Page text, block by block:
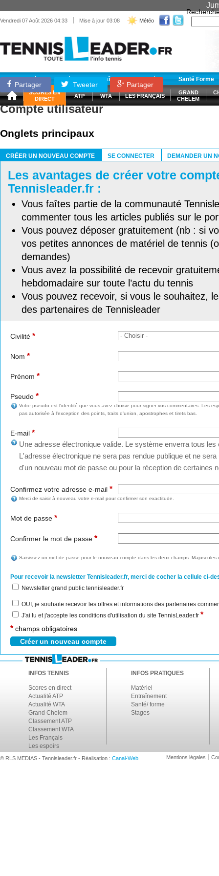
Vendredi 07 Août 2026 04:33 | Mise à jour 03:08 Météo
Matériel Entraînement Santé Forme
SCORES EN
DIRECT
ATP WTA LES FRANÇAIS
GRAND
CHELEM
Partager Tweeter Partager
Compte utilisateur
Onglets principaux
CRÉER UN NOUVEAU COMPTE
SE CONNECTER DEMANDER UN
Les avantages de créer votre
Tennisleader.fr :
Vous faîtes partie de la communauté
commenter tous les articles publiés sur le
Vous pouvez déposer gratuitement (nb : si
vos petites annonces de matériel de tennis
demandes)
Vous avez la possibilité de recevoir
hebdomadaire sur toute l’actu du tennis
Vous pouvez recevoir, si vous le souhaitez,
des partenaires de Tennisleader
Civilité *
Nom *
Prénom *
Pseudo *
Votre pseudo est l'identité que vous avez choisie pour signer vos commentaires. Les
pas autorisée à l'exception des points, traits d'union, apostrophes et tirets bas.
E-mail *
Une adresse électronique valide. Le système enverra tous
L'adresse électronique ne sera pas rendue publique et ne
d'un nouveau mot de passe ou pour la réception de certaines
Confirmez votre adresse e-mail *
Merci de saisir à nouveau votre e-mail pour confirmer son exactitude.
Mot de passe *
Confirmer le mot de passe *
Saisissez un mot de passe pour le nouveau compte dans les deux champs. Majuscules
Pour recevoir la newsletter Tennisleader.fr, merci de cocher la cellule ci-
Newsletter grand public tennisleader.fr
OUI, je souhaite recevoir les offres et informations des partenaires
J'ai lu et j'accepte les conditions d'utilisation du site TennisLeader.fr *
* champs obligatoires
INFOS TENNIS
Scores en direct
Actualité ATP
Actualité WTA
Grand Chelem
Classement ATP
Classement WTA
Les Français
Les espoirs
INFOS PRATIQUES
Matériel
Entraînement
Santé/ forme
Stages
© RLS MEDIAS - Tennisleader.fr - Réalisation : Canal-Web Mentions légales